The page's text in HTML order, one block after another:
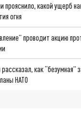
прояснило, какой ущерб
огня
проводит акцию
как “безумная”
НАТО